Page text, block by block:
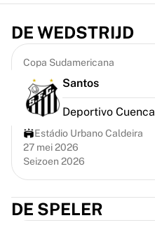
Top NBA-teams
Charlotte Hornets
Chicago Bulls
Portland Trail Blazers
LA Clippers
Bekijk alles over de NBA
Top Europese teams
Beşiktaş Gain
Fenerbahçe Basketbal
Slovenië
Virtus Bologna
Guerri Napoli
DE WEDSTRIJD
Copa Sudamericana
Santos
Deportivo Cuenca
Estádio Urbano Caldeira
27 mei 2026
Seizoen 2026
DE SPELER